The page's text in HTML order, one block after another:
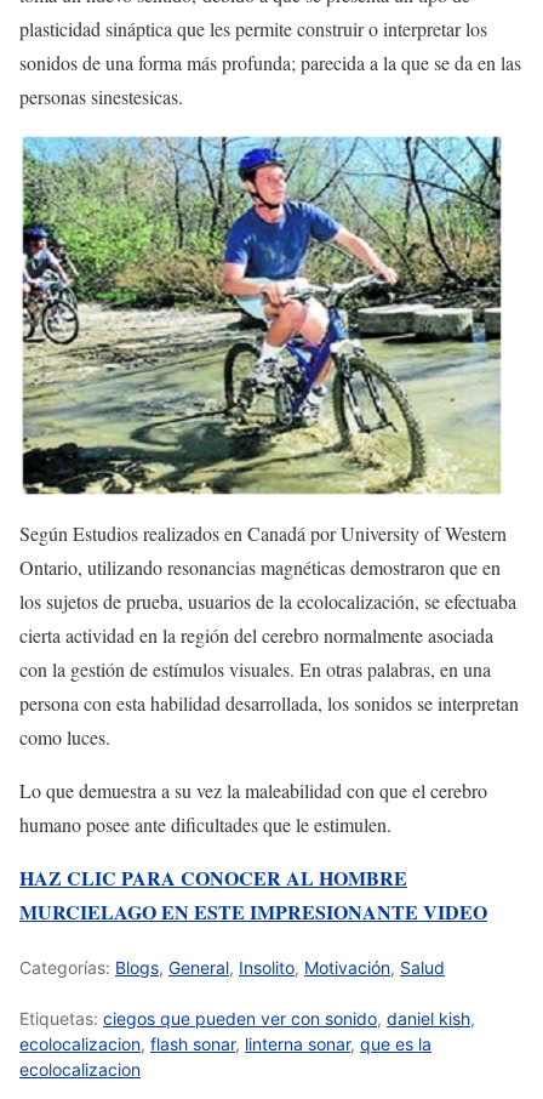
plasticidad sináptica que les permite construir o interpretar los
sonidos de una forma más profunda; parecida a la que se da en las
personas sinestesicas.
Según Estudios realizados en Canadá por University of Western
Ontario, utilizando resonancias magnéticas demostraron que en
los sujetos de prueba, usuarios de la ecolocalización, se efectuaba
cierta actividad en la región del cerebro normalmente asociada
con la gestión de estímulos visuales. En otras palabras, en una
persona con esta habilidad desarrollada, los sonidos se interpretan
como luces.
Lo que demuestra a su vez la maleabilidad con que el cerebro
humano posee ante dificultades que le estimulen.
HAZ CLIC PARA CONOCER AL HOMBRE
MURCIELAGO EN ESTE IMPRESIONANTE VIDEO
Categorías: Blogs, General, Insolito, Motivación, Salud
Etiquetas: ciegos que pueden ver con sonido, daniel kish,
ecolocalizacion, flash sonar, linterna sonar, que es la
ecolocalizacion